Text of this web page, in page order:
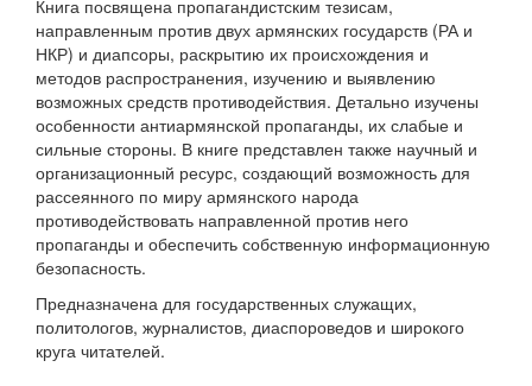
Книга посвящена пропагандистским тезисам,
направленным против двух армянских государств (РА и
НКР) и диапсоры, раскрытию их происхождения и
методов распространения, изучению и выявлению
возможных средств противодействия. Детально изучены
особенности антиармянской пропаганды, их слабые и
сильные стороны. В книге представлен также научный и
организационный ресурс, создающий возможность для
рассеянного по миру армянского народа
противодействовать направленной против него
пропаганды и обеспечить собственную информационную
безопасность.
Предназначена для государственных служащих,
политологов, журналистов, диаспороведов и широкого
круга читателей.